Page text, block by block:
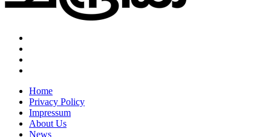
Home
Privacy Policy
Impressum
About Us
News